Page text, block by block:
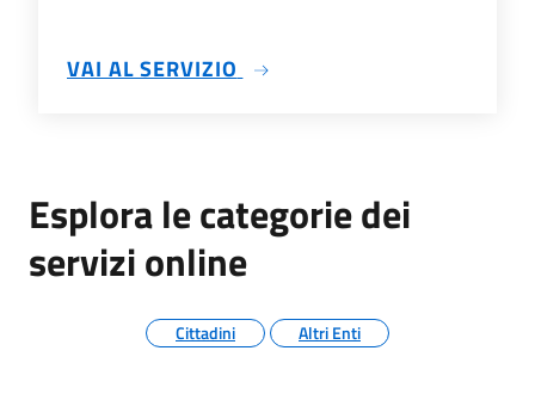
VAI AL SERVIZIO SU ALTRI ATTI
Esplora le categorie dei
servizi online
Cittadini Altri Enti